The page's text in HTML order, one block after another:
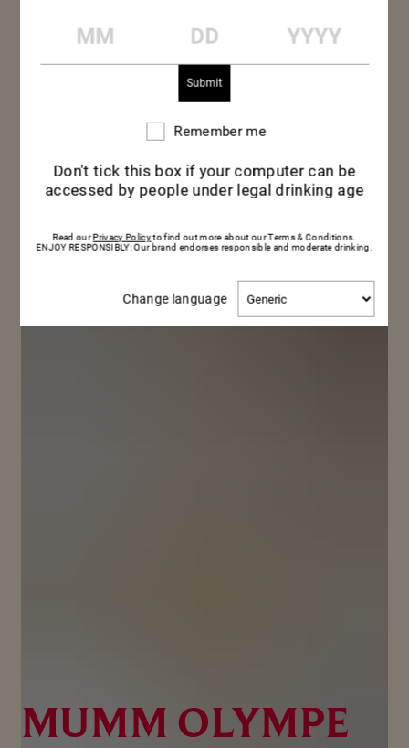
d’épices.
MUMM OLYMPE
Remember
Remember me
Don't tick this box if your computer can be
accessed by people under legal drinking age
Read ourPrivacy Policyto find out more about our Terms & Conditions.
ENJOY RESPONSIBLY: Our brand endorses responsible and moderate drinking.
Change languageChange
language